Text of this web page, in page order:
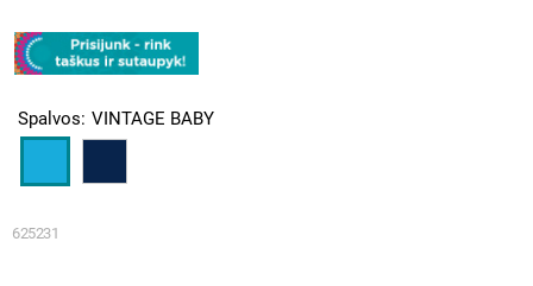
625231
Spalvos VINTAGE BABY